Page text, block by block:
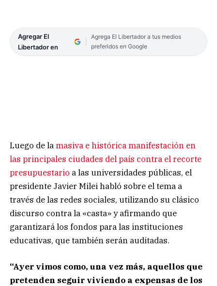
Agregar El
Libertador en
Agrega El Libertador a tus medios
preferidos en Google
Luego de lamasiva e histórica manifestación en
las principales ciudades del país contra el recorte
presupuestario a las universidades públicas, el
presidente Javier Milei habló sobre el tema a
través de las redes sociales, utilizando su clásico
discurso contra la «casta» y afirmando que
garantizará los fondos para las instituciones
educativas, que también serán auditadas.
“Ayer vimos como, una vez más, aquellos que
pretenden seguir viviendo a expensas de los